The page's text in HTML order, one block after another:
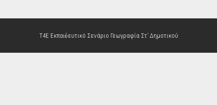
Τ4Ε Εκπαιδευτικό Σενάριο Γεωγραφία Στ’ Δημοτικού